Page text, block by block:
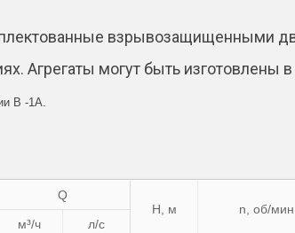
взрывозащищенными
Агрегаты могут быть изготовлены
В -1А.
Q
Н, м
n, об/мин
м³/ч
л/с